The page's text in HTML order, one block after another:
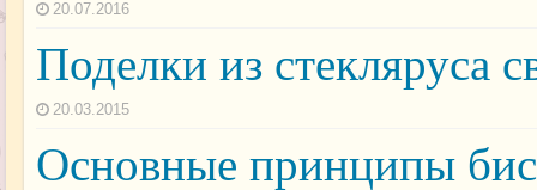
20.07.2016
Поделки из стекляруса
20.03.2015
Основные принципы